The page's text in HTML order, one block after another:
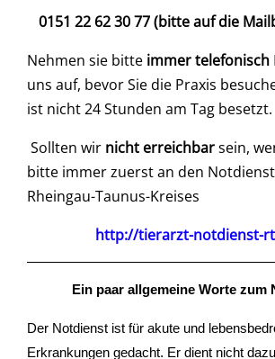
0151 22 62 30 77 (bitte auf die
Nehmen sie bitte immer telefonisch
uns auf, bevor Sie die Praxis
ist nicht 24 Stunden am Tag besetzt.
Sollten wir nicht erreichbarsein,
bitte immer zuerst an den
Rheingau-Taunus-Kreises
http://tierarzt-notdienst-
Ein paar allgemeine Worte zum
Der Notdienst ist für akute und
Erkrankungen gedacht. Er dient nicht